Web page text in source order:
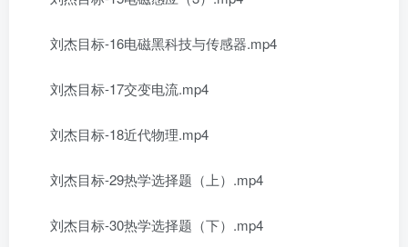
刘杰目标-16电磁黑科技与传感器.mp4
刘杰目标-17交变电流.mp4
刘杰目标-18近代物理.mp4
刘杰目标-29热学选择题（上）.mp4
刘杰目标-30热学选择题（下）.mp4